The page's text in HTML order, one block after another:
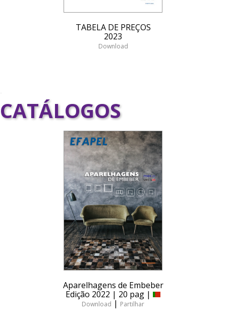
TABELA DE PREÇOS
2023
Download
CATÁLOGOS
Aparelhagens de Embeber
Edição 2022 | 20 pag |
Download | Partilhar